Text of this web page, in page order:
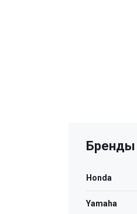
Бренды
Honda
Yamaha